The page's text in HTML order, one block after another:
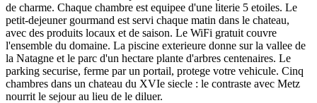
de charme. Chaque chambre est equipee d'une literie 5 etoiles. Le
petit-dejeuner gourmand est servi chaque matin dans le chateau,
avec des produits locaux et de saison. Le WiFi gratuit couvre
l'ensemble du domaine. La piscine exterieure donne sur la vallee de
la Natagne et le parc d'un hectare plante d'arbres centenaires. Le
parking securise, ferme par un portail, protege votre vehicule. Cinq
chambres dans un chateau du XVIe siecle : le contraste avec Metz
nourrit le sejour au lieu de le diluer.